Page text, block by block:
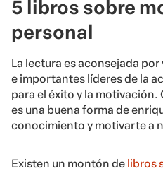
5 libros sobre
personal
La lectura es aconsejada
e importantes líderes de la
para el éxito y la
es una buena forma de
conocimiento y motivarte a
Existen un montón de libros